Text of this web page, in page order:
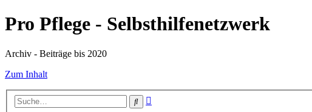
Pro Pflege - Selbsthilfenetzwerk
Archiv - Beiträge bis 2020
Zum Inhalt
Suche